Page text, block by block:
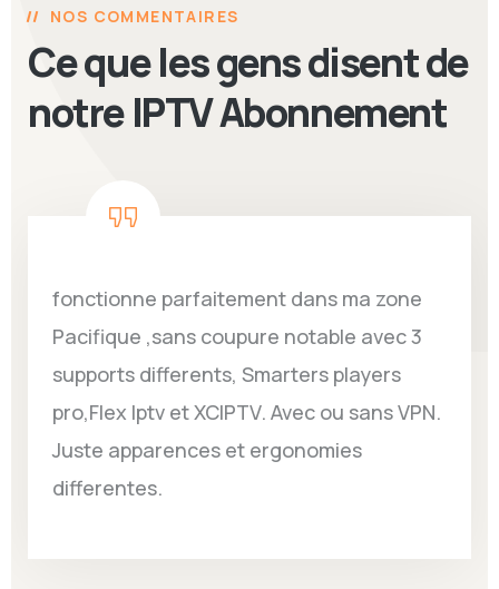
NOS COMMENTAIRES
Ce que les gens disent de
notre IPTV Abonnement
fonctionne parfaitement dans ma zone
Pacifique ,sans coupure notable avec 3
supports differents, Smarters players
pro,Flex Iptv et XCIPTV. Avec ou sans VPN.
Juste apparences et ergonomies
differentes.